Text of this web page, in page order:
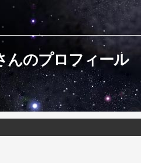
んのプロフィール